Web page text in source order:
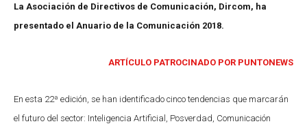
La Asociación de Directivos de Comunicación, Dircom, ha
presentado el Anuario de la Comunicación 2018.
ARTÍCULO PATROCINADO POR PUNTONEWS
En esta 22ª edición, se han identificado cinco tendencias que marcarán
el futuro del sector: Inteligencia Artificial, Posverdad, Comunicación